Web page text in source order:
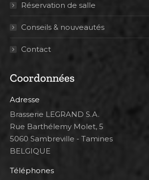
Réservation de salle
Conseils & nouveautés
Contact
Coordonnées
Adresse
Brasserie LEGRAND S.A.
Rue Barthélemy Molet, 5
5060 Sambreville - Tamines
BELGIQUE
Téléphones